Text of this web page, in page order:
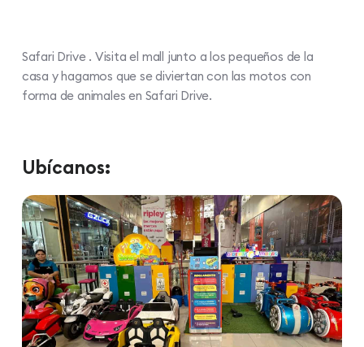
Safari Drive . Visita el mall junto a los pequeños de la
casa y hagamos que se diviertan con las motos con
forma de animales en Safari Drive.
Ubícanos: